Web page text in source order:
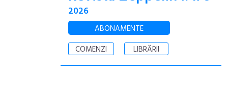
2026
ABONAMENTE
COMENZI
LIBRĂRII